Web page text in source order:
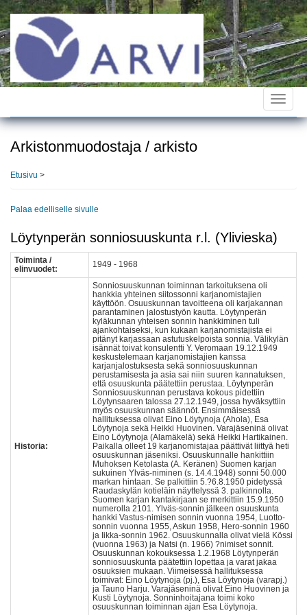
Hyppää
pääsisältöön
Toggle
Arkistonmuodostaja / arkisto
Etusivu >
Palaa edelliselle sivulle
Löytynperän sonniosuuskunta r.l. (Ylivieska)
Toiminta /
elinvuodet:
1949 - 1968
Historia:
Sonniosuuskunnan toiminnan tarkoituksena oli
hankkia yhteinen siitossonni karjanomistajien
käyttöön. Osuuskunnan tavoitteena oli karjakannan
parantaminen jalostustyön kautta. Löytynperän
kyläkunnan yhteisen sonnin hankkiminen tuli
ajankohtaiseksi, kun kukaan karjanomistajista ei
pitänyt karjassaan astutuskelpoista sonnia. Välikylän
isännät toivat konsulentti Y. Veromaan 19.12.1949
keskustelemaan karjanomistajien kanssa
karjanjalostuksesta sekä sonniosuuskunnan
perustamisesta ja asia sai niin suuren kannatuksen,
että osuuskunta päätettiin perustaa. Löytynperän
Sonniosuuskunnan perustava kokous pidettiin
Löytynsaaren talossa 27.12.1949, jossa hyväksyttiin
myös osuuskunnan säännöt. Ensimmäisessä
hallituksessa olivat Eino Löytynoja (Ahola), Esa
Löytynoja sekä Heikki Huovinen. Varajäseninä olivat
Eino Löytynoja (Alamäkelä) sekä Heikki Hartikainen.
Paikalla olleet 19 karjanomistajaa päättivät liittyä heti
osuuskunnan jäseniksi. Osuuskunnalle hankittiin
Muhoksen Ketolasta (A. Keränen) Suomen karjan
sukuinen Ylväs-niminen (s. 14.4.1948) sonni 50.000
markan hintaan. Se palkittiin 5.?6.8.1950 pidetyssä
Raudaskylän kotieläin näyttelyssä 3. palkinnolla.
Suomen karjan kantakirjaan se merkittiin 15.9.1950
numerolla 2101. Ylväs-sonnin jälkeen osuuskunta
hankki Vastus-nimisen sonnin vuonna 1954, Luotto-
sonnin vuonna 1955, Askun 1958, Hero-sonnin 1960
ja Iikka-sonnin 1962. Osuuskunnalla olivat vielä Kössi
(vuonna 1963) ja Natsi (n. 1966) ?nimiset sonnit.
Osuuskunnan kokouksessa 1.2.1968 Löytynperän
sonniosuuskunta päätettiin lopettaa ja varat jakaa
osuuksien mukaan. Viimeisessä hallituksessa
toimivat: Eino Löytynoja (pj.), Esa Löytynoja (varapj.)
ja Tauno Harju. Varajäseninä olivat Eino Huovinen ja
Kusti Löytynoja. Sonninhoitajana toimi koko
osuuskunnan toiminnan ajan Esa Löytynoja.